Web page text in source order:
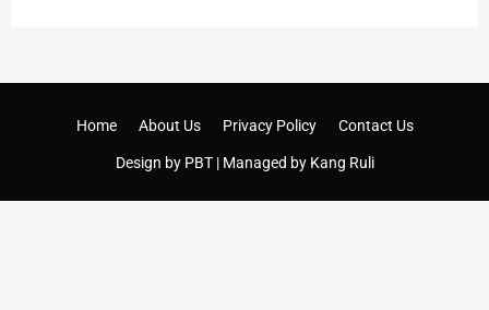
Design by PBT| Managed by Kang Ruli
Home About Us Privacy Policy Contact Us